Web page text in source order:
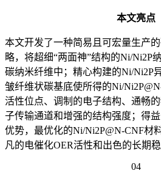
本文亮点
本文开发了一种简易且可宏量生产
略，将超细“两面神”结构的Ni/Ni2P
碳纳米纤维中；精心构建的Ni/Ni2P
皱纤维状碳基底使所得的Ni/
活性位点、调制的电子结构、通畅
子传输通道和增强的结构强度；得
优势，最优化的Ni/Ni2P@N-CNF材
凡的电催化OER活性和出色的长期稳
04